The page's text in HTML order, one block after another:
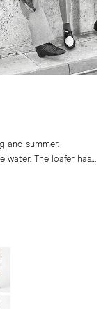
and summer.
water. The loafer has